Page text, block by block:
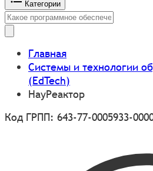
Категории
Главная
Системы и технологии
(EdTech)
НауРеактор
Код ГРПП: 643-77-0005933-